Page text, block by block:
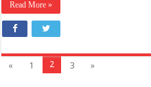
Read More »
« 1 2 3 »